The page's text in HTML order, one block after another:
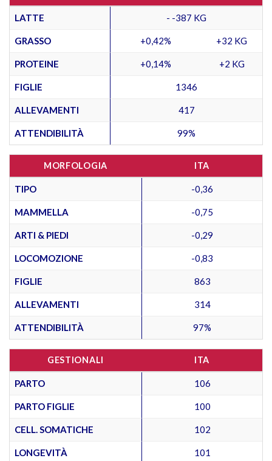
LATTE - -387 KG
GRASSO +0,42% +32 KG
PROTEINE +0,14% +2 KG
FIGLIE 1346
ALLEVAMENTI 417
ATTENDIBILITÀ 99%
MORFOLOGIA ITA
TIPO -0,36
MAMMELLA -0,75
ARTI & PIEDI -0,29
LOCOMOZIONE -0,83
FIGLIE 863
ALLEVAMENTI 314
ATTENDIBILITÀ 97%
GESTIONALI ITA
PARTO 106
PARTO FIGLIE 100
CELL. SOMATICHE 102
LONGEVITÀ 101